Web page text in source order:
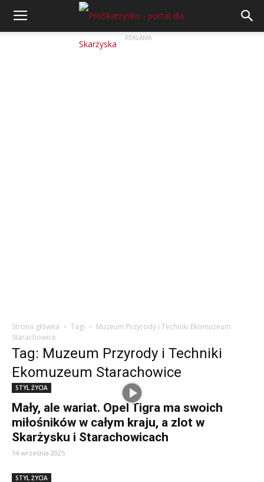
REKLAMA
Strona główna Tagi
Muzeum Przyrody i Techniki Ekomuzeum
Starachowice
Tag: Muzeum Przyrody i Techniki
Ekomuzeum Starachowice
STYL ŻYCIA
Mały, ale wariat. Opel Tigra ma swoich
miłośników w całym kraju, a zlot w
Skarżysku i Starachowicach
14 września 2025
STYL ŻYCIA